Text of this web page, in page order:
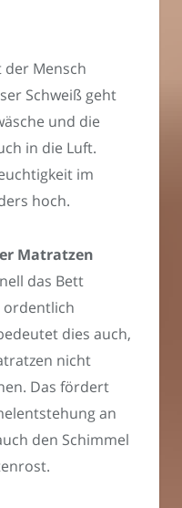
der Mensch
Schweiß geht
und die
in die Luft.
im
hoch.
Matratzen
das Bett
ordentlich
dies auch,
nicht
Das fördert
an
den Schimmel